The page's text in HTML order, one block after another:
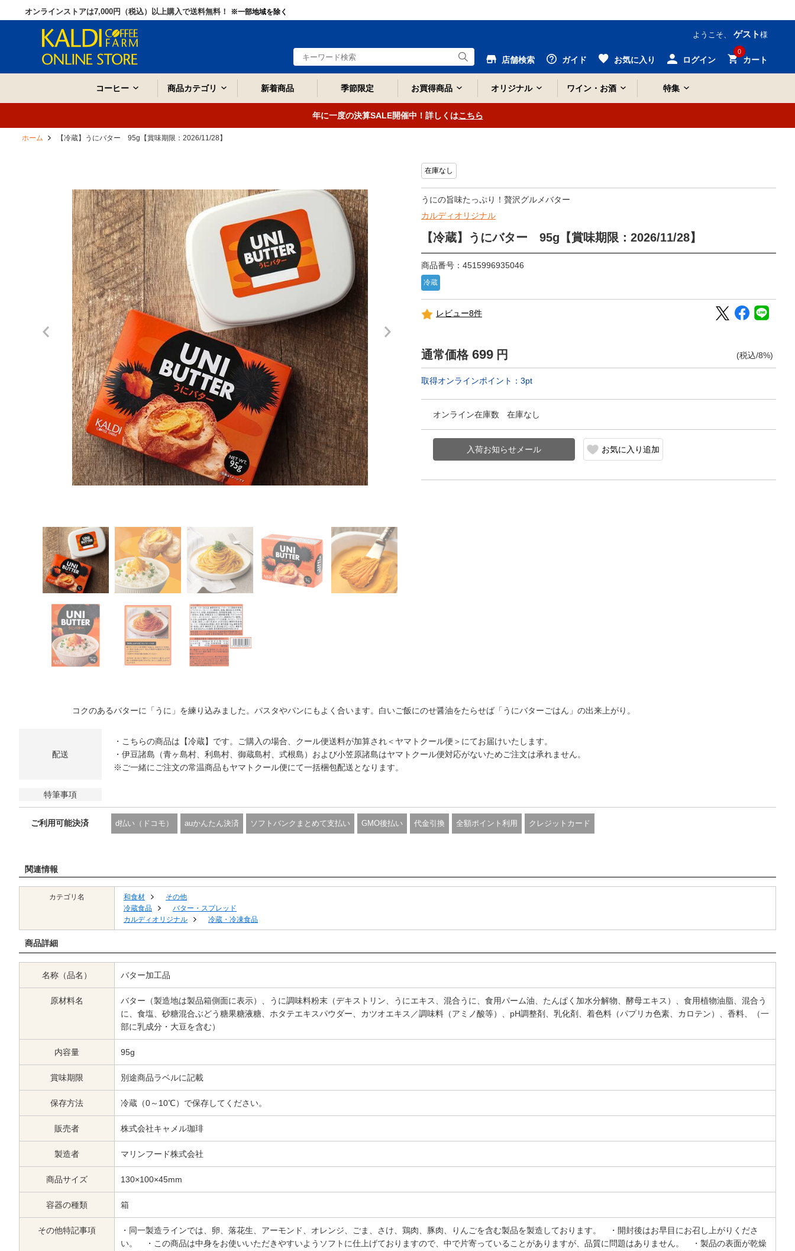
オンラインストアは7,000円（税込）以上購入で送料無料！ ※一部地域を除く
ようこそ、 ゲスト 様
店舗検索 ガイド お気に入り ログイン
0
カート
コーヒー 商品カテゴリ 新着商品 季節限定 お買得商品 オリジナル ワイン・お酒 特集
年に一度の決算SALE開催中！詳しくはこちら
ホーム 【冷蔵】うにバター 95g【賞味期限：2026/11/28】
在庫なし
うにの旨味たっぷり！贅沢グルメバター
カルディオリジナル
【冷蔵】うにバター 95g【賞味期限：2026/11/28】
商品番号：4515996935046
冷蔵
レビュー8件
通常価格 699 円 (税込/8%)
取得オンラインポイント： 3pt
オンライン在庫数 在庫なし
お気に入り追加
コクのあるバターに「うに」を練り込みました。パスタやパンにもよく合います。白いご飯にのせ醤油をたらせば「うにバターごはん」の出来上がり。
配送
・こちらの商品は【冷蔵】です。ご購入の場合、クール便送料が加算され＜ヤマトクール便＞にてお届けいたします。
・伊豆諸島（青ヶ島村、利島村、御蔵島村、式根島）および小笠原諸島はヤマトクール便対応がないためご注文は承れません。
※ご一緒にご注文の常温商品もヤマトクール便にて一括梱包配送となります。
特筆事項
ご利用可能決済 d払い（ドコモ） auかんたん決済 ソフトバンクまとめて支払い GMO後払い 代金引換 全額ポイント利用 クレジットカード
関連情報
カテゴリ名 和食材
その他
冷蔵食品
バター・スプレッド
カルディオリジナル
冷蔵・冷凍食品
商品詳細
名称（品名） バター加工品
原材料名
バター（製造地は製品箱側面に表示）、うに調味料粉末（デキストリン、うにエキス、混合うに、食用パーム油、たんぱく加水分解物、酵母エキス）、食用植物油脂、混合う
に、食塩、砂糖混合ぶどう糖果糖液糖、ホタテエキスパウダー、カツオエキス／調味料（アミノ酸等）、pH調整剤、乳化剤、着色料（パプリカ色素、カロテン）、香料、（一
部に乳成分・大豆を含む）
内容量 95g
賞味期限 別途商品ラベルに記載
保存方法 冷蔵（0～10℃）で保存してください。
販売者 株式会社キャメル珈琲
製造者 マリンフード株式会社
商品サイズ 130×100×45mm
容器の種類 箱
その他特記事項
・同一製造ラインでは、卵、落花生、アーモンド、オレンジ、ごま、さけ、鶏肉、豚肉、りんごを含む製品を製造しております。 ・開封後はお早目にお召し上がりくださ
い。 ・この商品は中身をお使いいただきやすいようソフトに仕上げておりますので、中で片寄っていることがありますが、品質に問題はありません。 ・製品の表面が乾燥